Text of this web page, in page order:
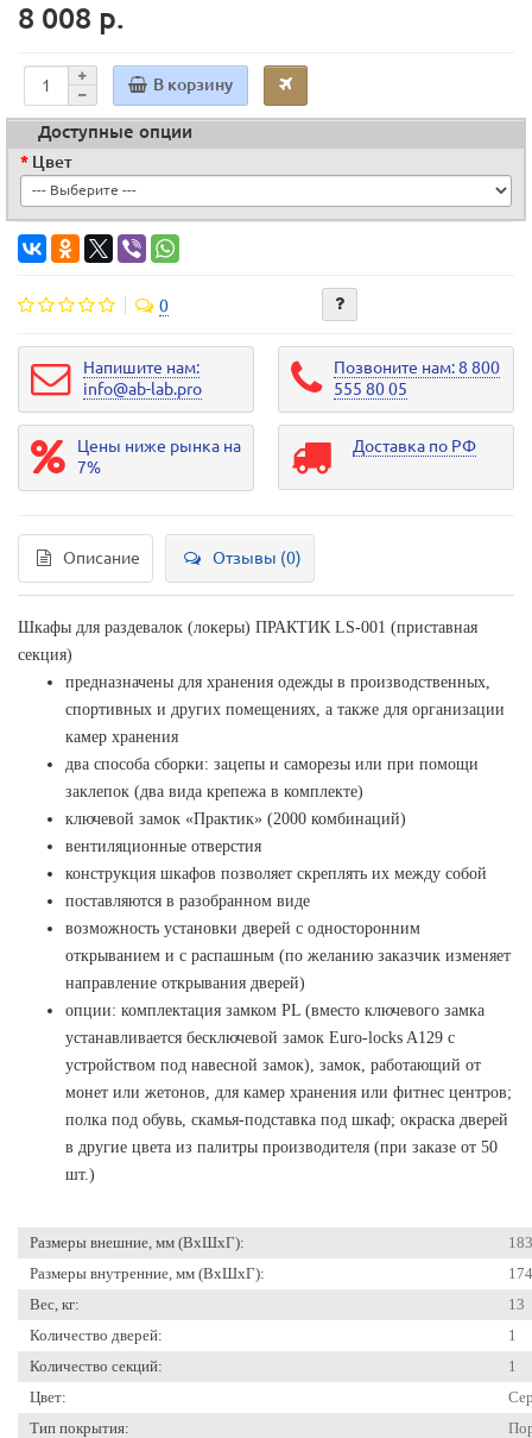
8 008 р.
В корзину
Доступные опции
Цвет
0
Напишите нам:
info@ab-lab.pro
Позвоните нам: 8 800
555 80 05
Цены ниже рынка на
7%
Доставка по РФ
Описание Отзывы (0)
Шкафы для раздевалок (локеры) ПРАКТИК LS-001 (приставная
секция)
предназначены для хранения одежды в производственных,
спортивных и других помещениях, а также для организации
камер хранения
два способа сборки: зацепы и саморезы или при помощи
заклепок (два вида крепежа в комплекте)
ключевой замок «Практик» (2000 комбинаций)
вентиляционные отверстия
конструкция шкафов позволяет скреплять их между собой
поставляются в разобранном виде
возможность установки дверей с односторонним
открыванием и с распашным (по желанию заказчик изменяет
направление открывания дверей)
опции: комплектация замком PL (вместо ключевого замка
устанавливается бесключевой замок Euro-locks A129 с
устройством под навесной замок), замок, работающий от
монет или жетонов, для камер хранения или фитнес центров;
полка под обувь, скамья-подставка под шкаф; окраска дверей
в другие цвета из палитры производителя (при заказе от 50
шт.)
Размеры внешние, мм (ВхШхГ):
Размеры внутренние, мм (ВхШхГ):
Вес, кг:
13
Количество дверей:
1
Количество секций:
1
Цвет:
Тип покрытия: